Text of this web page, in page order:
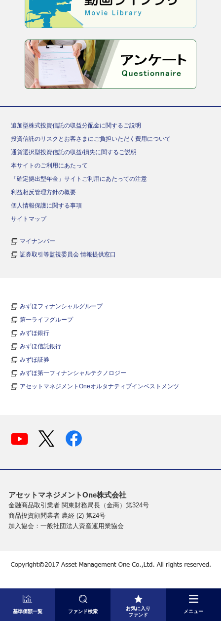
基準価額一覧 ファンド検索
お気に入り
ファンド
メニュー
追加型株式投資信託の収益分配金に関するご説明
投資信託のリスクとお客さまにご負担いただく費用について
通貨選択型投資信託の収益/損失に関するご説明
本サイトのご利用にあたって
「確定拠出型年金」サイトご利用にあたっての注意
利益相反管理方針の概要
個人情報保護に関する事項
サイトマップ
マイナンバー
証券取引等監視委員会 情報提供窓口
みずほフィナンシャルグループ
第一ライフグループ
みずほ銀行
みずほ信託銀行
みずほ証券
みずほ第一フィナンシャルテクノロジー
アセットマネジメントOneオルタナティブインベストメンツ
アセットマネジメントOne株式会社
金融商品取引業者 関東財務局長（金商）第324号
商品投資顧問業者 農経 (2) 第24号
加入協会：一般社団法人資産運用業協会